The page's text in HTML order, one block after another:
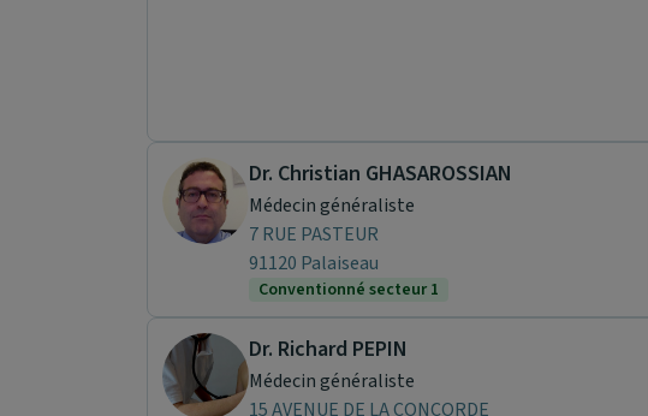
Dr. Christian GHASAROSSIAN
Médecin généraliste
7 RUE PASTEUR
91120 Palaiseau
Conventionné secteur 1
Dr. Richard PEPIN
Médecin généraliste
15 AVENUE DE LA CONCORDE